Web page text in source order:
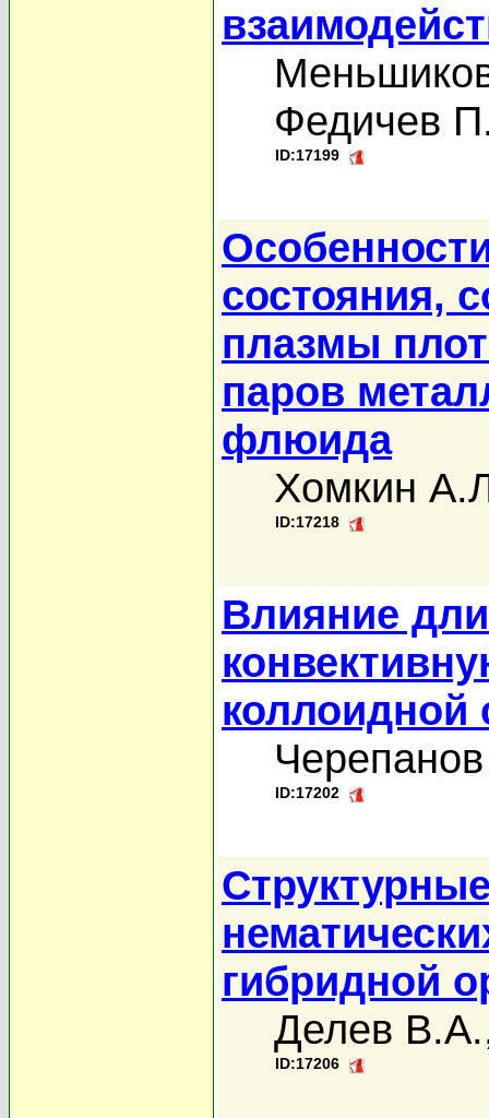
Федичев
ID:17199
состояния,
плазмы
паров
флюида
Хомкин
ID:17218
Влияние
коллоидной
ID:17202
гибридной
Делев В.А.
ID:17206